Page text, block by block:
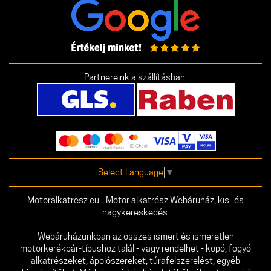
Partnereink a szállításban:
Select Language ▼
Motoralkatresz.eu - Motor alkatrész Webáruház, kis- és
nagykereskedés.
Webáruházunkban az összes ismert és ismeretlen
motorkerékpár-típushoz talál - vagy rendelhet - kopó, fogyó
alkatrészeket, ápolószereket, túrafelszerelést, egyéb